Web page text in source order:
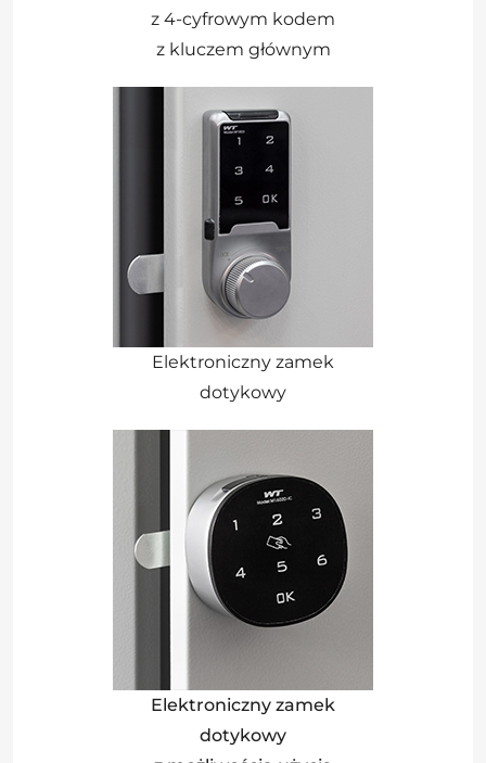
z 4-cyfrowym kodem
z kluczem głównym
Elektroniczny zamek
dotykowy
Elektroniczny zamek
dotykowy